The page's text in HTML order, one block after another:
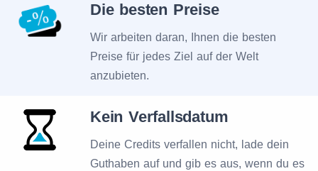
Die besten Preise
Wir arbeiten daran, Ihnen die besten
Preise für jedes Ziel auf der Welt
anzubieten.
Kein Verfallsdatum
Deine Credits verfallen nicht, lade dein
Guthaben auf und gib es aus, wenn du es